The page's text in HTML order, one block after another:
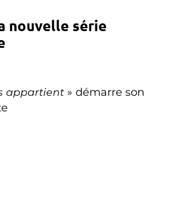
nouvelle série
appartient » démarre son